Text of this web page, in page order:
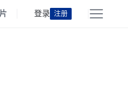
登录 注册